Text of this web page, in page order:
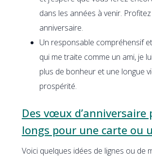
dans les années à venir.
anniversaire.
Un responsable compréhensif
qui me traite comme un ami, je
plus de bonheur et une longue
prospérité.
Des vœux d’anniversaire
longs pour une carte ou
Voici quelques idées de lignes ou de